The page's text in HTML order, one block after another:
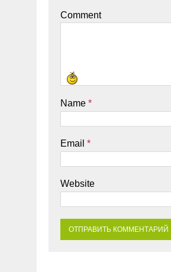
Comment
Name *
Email *
Website